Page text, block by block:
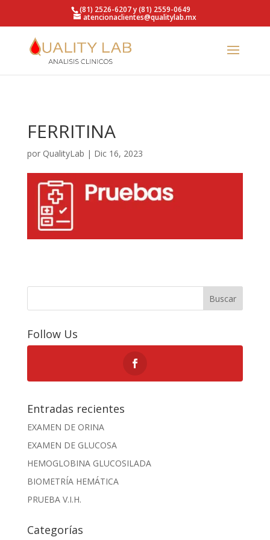
https://qualitylab.mx/(81) 2526-6207 y (81) 2559-0649
atencionaclientes@qualitylab.mx
FERRITINA
por QualityLab | Dic 16, 2023
Buscar
Follow Us
Entradas recientes
EXAMEN DE ORINA
EXAMEN DE GLUCOSA
HEMOGLOBINA GLUCOSILADA
BIOMETRÍA HEMÁTICA
PRUEBA V.I.H.
Categorías